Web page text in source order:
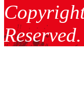
Reserved.